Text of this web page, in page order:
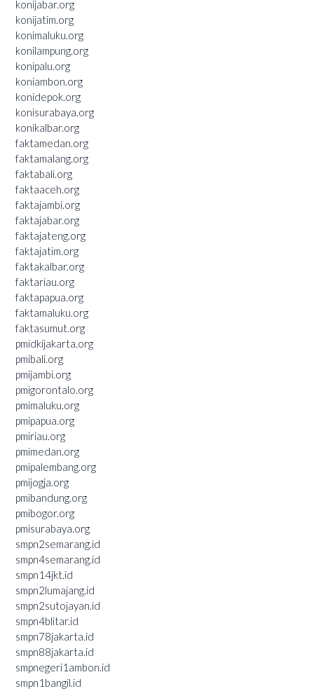
konijabar.org
konijatim.org
konimaluku.org
konilampung.org
konipalu.org
koniambon.org
konidepok.org
konisurabaya.org
konikalbar.org
faktamedan.org
faktamalang.org
faktabali.org
faktaaceh.org
faktajambi.org
faktajabar.org
faktajateng.org
faktajatim.org
faktakalbar.org
faktariau.org
faktapapua.org
faktamaluku.org
faktasumut.org
pmidkijakarta.org
pmibali.org
pmijambi.org
pmigorontalo.org
pmimaluku.org
pmipapua.org
pmiriau.org
pmimedan.org
pmipalembang.org
pmijogja.org
pmibandung.org
pmibogor.org
pmisurabaya.org
smpn2semarang.id
smpn4semarang.id
smpn14jkt.id
smpn2lumajang.id
smpn2sutojayan.id
smpn4blitar.id
smpn78jakarta.id
smpn88jakarta.id
smpnegeri1ambon.id
smpn1bangil.id